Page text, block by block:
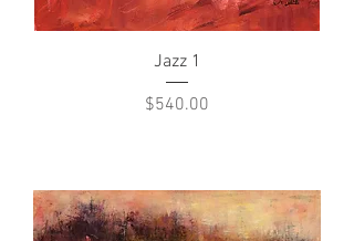
Jazz 1
Price
$540.00